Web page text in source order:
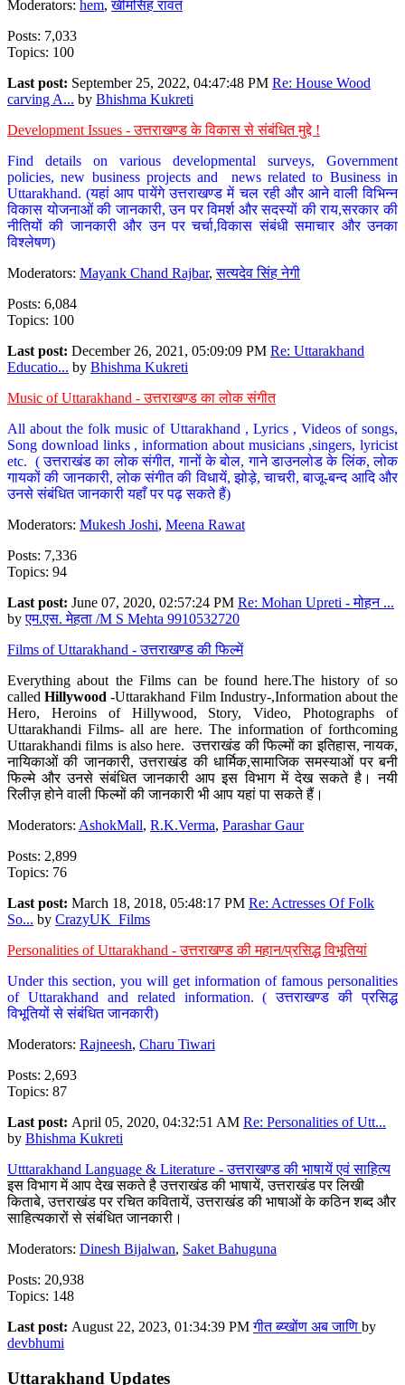
Moderators: hem,खीमसिंह रावत
Posts: 7,033
Topics: 100
Last post: September 25, 2022, 04:47:48 PM Re: House Wood
carving A... by Bhishma Kukreti
Development Issues - उत्तराखण्ड के विकास से संबंधित मुद्दे !
Find details on various developmental surveys, Government
policies, new business projects and news related to Business in
Uttarakhand. (यहां आप पायेंगे उत्तराखण्ड में चल रही और आने वाली विभिन्न
विकास योजनाओं की जानकारी, उन पर विमर्श और सदस्यों की राय,सरकार की
नीतियों की जानकारी और उन पर चर्चा,विकास संबंधी समाचार और उनका
विश्लेषण)
Moderators: Mayank Chand Rajbar,सत्यदेव सिंह नेगी
Posts: 6,084
Topics: 100
Last post: December 26, 2021, 05:09:09 PM Re: Uttarakhand
Educatio... by Bhishma Kukreti
Music of Uttarakhand - उत्तराखण्ड का लोक संगीत
All about the folk music of Uttarakhand , Lyrics , Videos of songs,
Song download links , information about musicians ,singers, lyricist
etc. ( उत्तराखंड का लोक संगीत, गानों के बोल, गाने डाउनलोड के लिंक, लोक
गायकों की जानकारी, लोक संगीत की विधायें, झोड़े, चाचरी, बाजू-बन्द आदि और
उनसे संबंधित जानकारी यहाँ पर पढ़ सकते हैं)
Moderators: Mukesh Joshi, Meena Rawat
Posts: 7,336
Topics: 94
Last post: June 07, 2020, 02:57:24 PM Re: Mohan Upreti - मोहन ...
byएम.एस. मेहता /M S Mehta 9910532720
Films of Uttarakhand - उत्तराखण्ड की फिल्में
Everything about the Films can be found here.The history of so
calledHillywood-Uttarakhand Film Industry-,Information about the
Hero, Heroins of Hillywood, Story, Video, Photographs of
Uttarakhandi Films- all are here. The information of forthcoming
Uttarakhandi films is also here. उत्तराखंड की फिल्मों का इतिहास, नायक,
नायिकाओं की जानकारी, उत्तराखंड की धार्मिक,सामाजिक समस्याओं पर बनी
फिल्मे और उनसे संबंधित जानकारी आप इस विभाग में देख सकते है। नयी
रिलीज़ होने वाली फिल्मों की जानकारी भी आप यहां पा सकते हैं।
Moderators: AshokMall, R.K.Verma, Parashar Gaur
Posts: 2,899
Topics: 76
Last post: March 18, 2018, 05:48:17 PM Re: Actresses Of Folk
So... by CrazyUK_Films
Personalities of Uttarakhand - उत्तराखण्ड की महान/प्रसिद्ध विभूतियां
Under this section, you will get information of famous personalities
of Uttarakhand and related information. ( उत्तराखण्ड की प्रसिद्ध
विभूतियों से संबंधित जानकारी)
Moderators: Rajneesh, Charu Tiwari
Posts: 2,693
Topics: 87
Last post: April 05, 2020, 04:32:51 AM Re: Personalities of Utt...
by Bhishma Kukreti
Utttarakhand Language & Literature - उत्तराखण्ड की भाषायें एवं साहित्य
इस विभाग में आप देख सकते है उत्तराखंड की भाषायें, उत्तराखंड पर लिखी
किताबे, उत्तराखंड पर रचित कवितायें, उत्तराखंड की भाषाओं के कठिन शब्द और
साहित्यकारों से संबंधित जानकारी।
Moderators: Dinesh Bijalwan, Saket Bahuguna
Posts: 20,938
Topics: 148
Last post: August 22, 2023, 01:34:39 PMगीत ब्य्खोंण अब जाणि by
devbhumi
Uttarakhand Updates